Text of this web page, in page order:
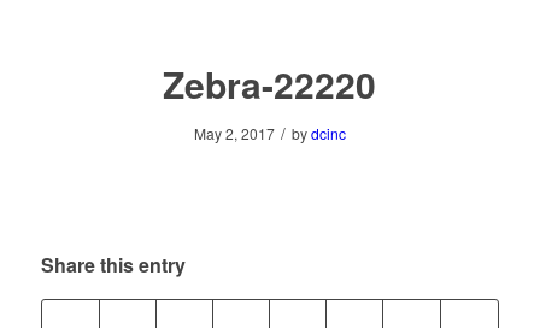
Zebra-22220
May 2, 2017 / bydcinc
Share this entry